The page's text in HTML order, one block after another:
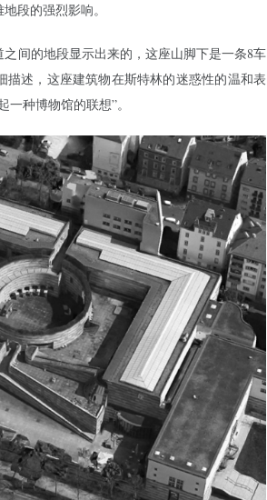
段的强烈影响。
间的地段显示出来的，这座山脚下是一条8车
述，这座建筑物在斯特林的迷惑性的温和表
种博物馆的联想”。